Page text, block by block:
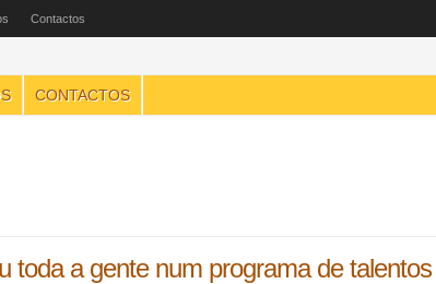
Contactos
CONTACTOS
toda a gente num programa de talentos